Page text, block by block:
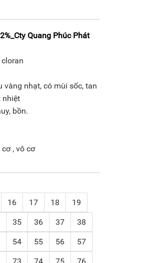
Quang Phúc Phát
vàng nhạt, có mùi sốc, tan
nhiệt
bồn.
, vô cơ
16 17 18 19
35 36 37 38
54 55 56 57